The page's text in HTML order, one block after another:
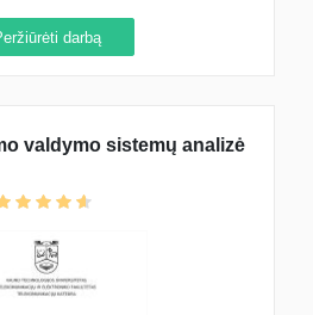
darbą
valdymo sistemų analizė